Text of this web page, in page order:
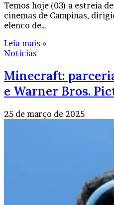
Temos hoje (03) a estreia
cinemas de Campinas,
elenco de…
Leia mais »
Notícias
Minecraft:
e Warner Bros.
25 de março de 2025